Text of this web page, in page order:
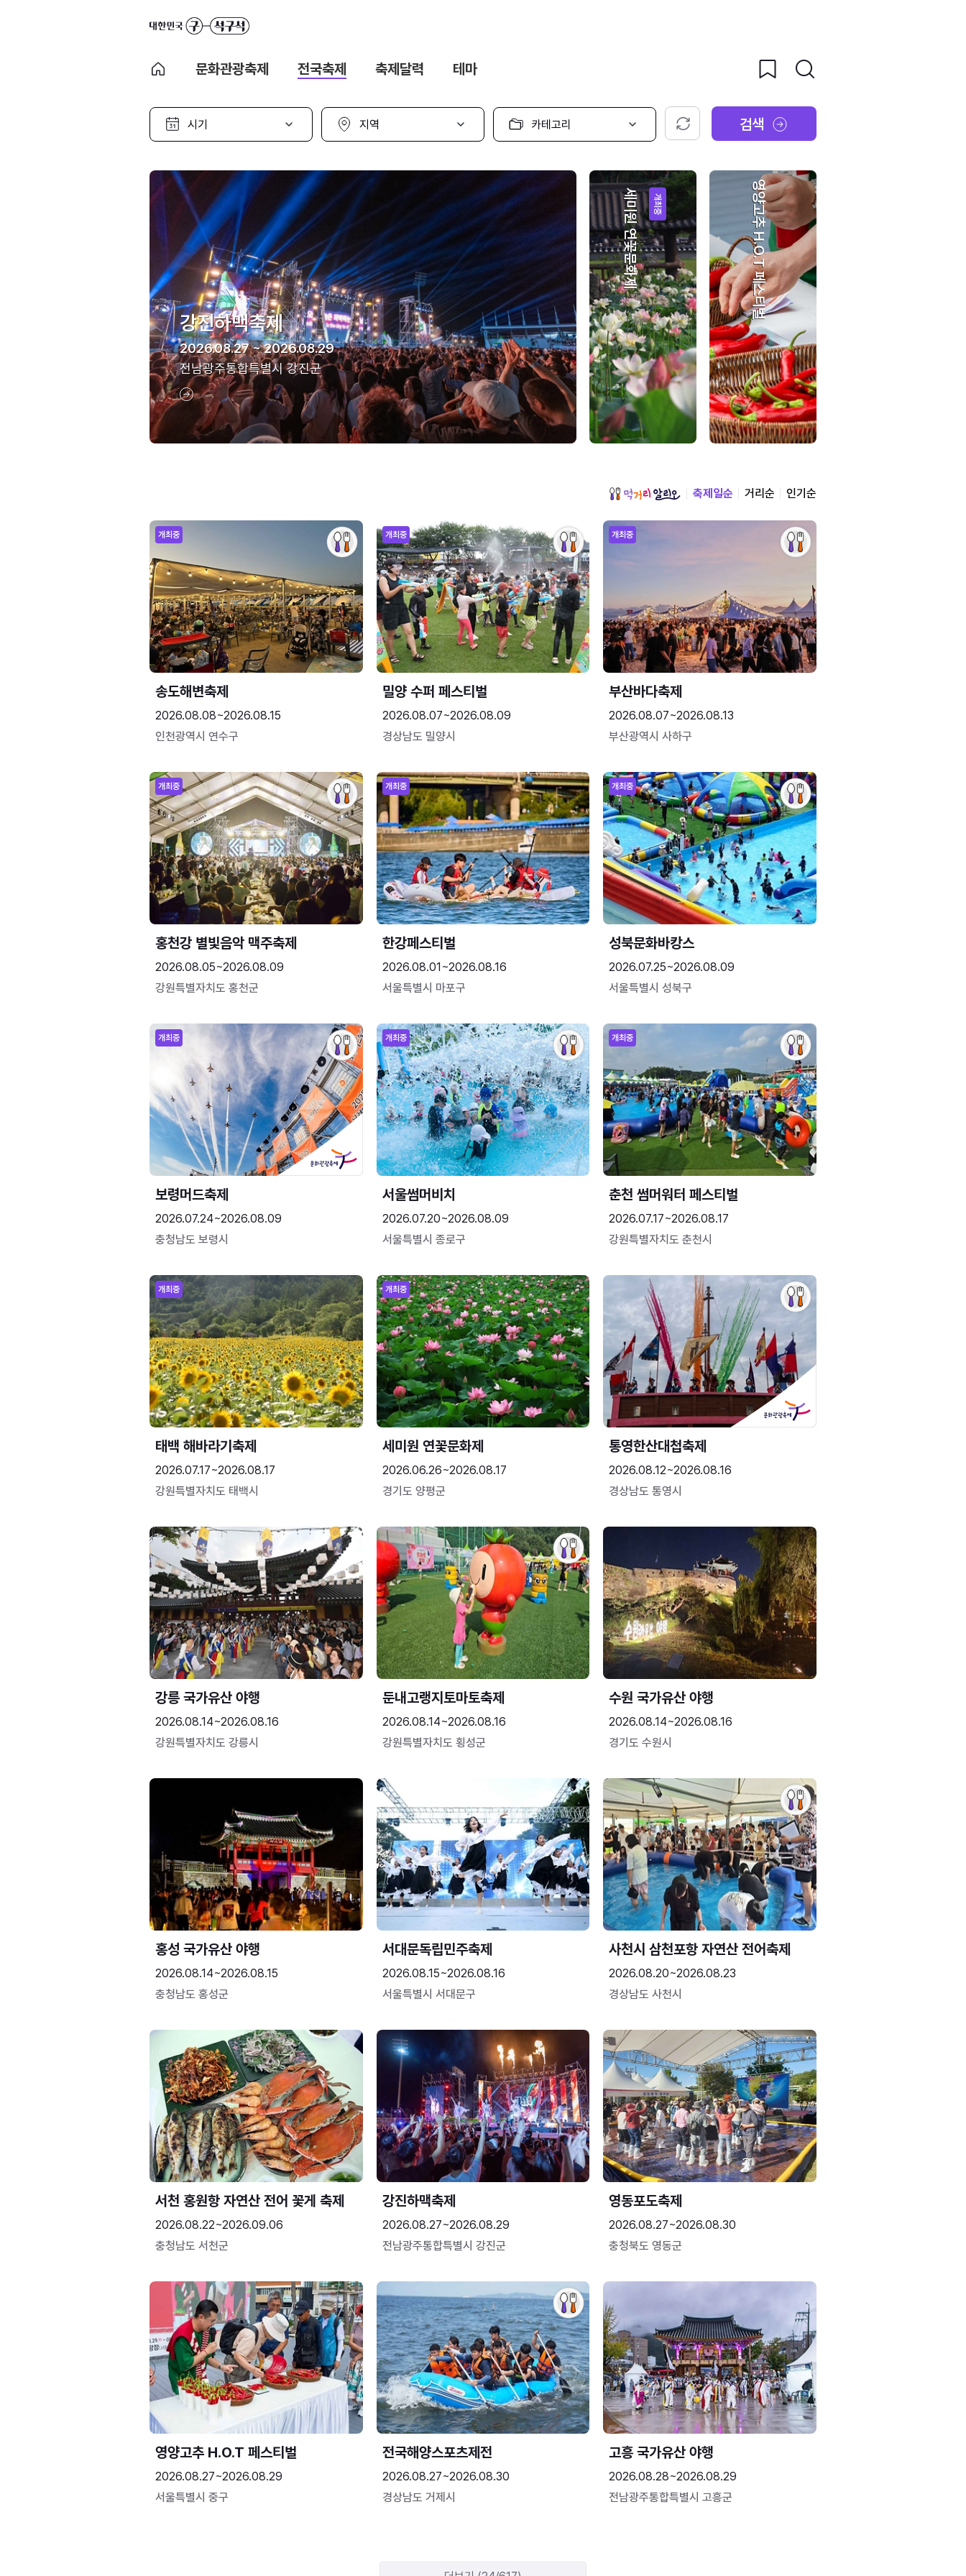
문화관광축제 전국축제 축제달력 테마
시
선
지
선
카
고
선
택
초기화 검색
강진하맥축제
2026.08.27 ~ 2026.08.29
전남광주통합특별시 강진군
개최중
세미원 연꽃문화제 영양고추 H.O.T 페스티벌
축제일순 거리순 인기순
개최중
송도해변축제
2026.08.08~2026.08.15
인천광역시 연수구
개최중
밀양 수퍼 페스티벌
2026.08.07~2026.08.09
경상남도 밀양시
개최중
부산바다축제
2026.08.07~2026.08.13
부산광역시 사하구
개최중
홍천강 별빛음악 맥주축제
2026.08.05~2026.08.09
강원특별자치도 홍천군
개최중
한강페스티벌
2026.08.01~2026.08.16
서울특별시 마포구
개최중
성북문화바캉스
2026.07.25~2026.08.09
서울특별시 성북구
개최중
보령머드축제
2026.07.24~2026.08.09
충청남도 보령시
개최중
서울썸머비치
2026.07.20~2026.08.09
서울특별시 종로구
개최중
춘천 썸머워터 페스티벌
2026.07.17~2026.08.17
강원특별자치도 춘천시
개최중
태백 해바라기축제
2026.07.17~2026.08.17
강원특별자치도 태백시
개최중
세미원 연꽃문화제
2026.06.26~2026.08.17
경기도 양평군
통영한산대첩축제
2026.08.12~2026.08.16
경상남도 통영시
강릉 국가유산 야행
2026.08.14~2026.08.16
강원특별자치도 강릉시
둔내고랭지토마토축제
2026.08.14~2026.08.16
강원특별자치도 횡성군
수원 국가유산 야행
2026.08.14~2026.08.16
경기도 수원시
홍성 국가유산 야행
2026.08.14~2026.08.15
충청남도 홍성군
서대문독립민주축제
2026.08.15~2026.08.16
서울특별시 서대문구
사천시 삼천포항 자연산 전어축제
2026.08.20~2026.08.23
경상남도 사천시
서천 홍원항 자연산 전어 꽃게 축제
2026.08.22~2026.09.06
충청남도 서천군
강진하맥축제
2026.08.27~2026.08.29
전남광주통합특별시 강진군
영동포도축제
2026.08.27~2026.08.30
충청북도 영동군
영양고추 H.O.T 페스티벌
2026.08.27~2026.08.29
서울특별시 중구
전국해양스포츠제전
2026.08.27~2026.08.30
경상남도 거제시
고흥 국가유산 야행
2026.08.28~2026.08.29
전남광주통합특별시 고흥군